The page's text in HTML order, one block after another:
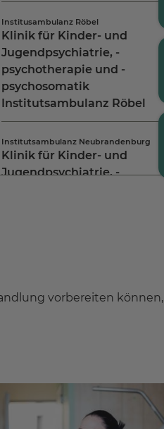
17192 Waren
Jetzt Route planen
Tel.:+49 3991 14803 0
Kontakt aufnehmen
Institusambulanz Röbel
Klinik für Kinder- und
Jugendpsychiatrie, -
psychotherapie und -
psychosomatik
Institutsambulanz Röbel
17207 Röbel/Müritz
Jetzt Route planen
Institutsambulanz Neubrandenburg
Klinik für Kinder- und
Jugendpsychiatrie, -
Jetzt Route planen
Psychotherapie und
+49 3871 42 110
Psychosomatik - Röbel
Stadtgarten 15
vorbereiten können,